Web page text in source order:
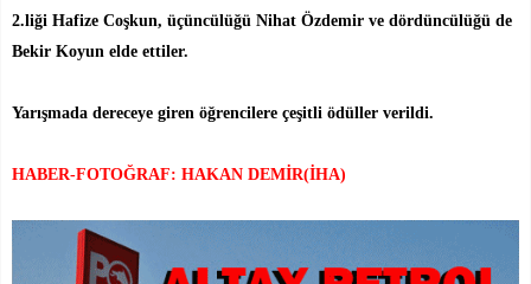
2.liği Hafize Coşkun, üçüncülüğü Nihat Özdemir ve dördüncülüğü de
Bekir Koyun elde ettiler.
Yarışmada dereceye giren öğrencilere çeşitli ödüller verildi.
HABER-FOTOĞRAF: HAKAN DEMİR(İHA)